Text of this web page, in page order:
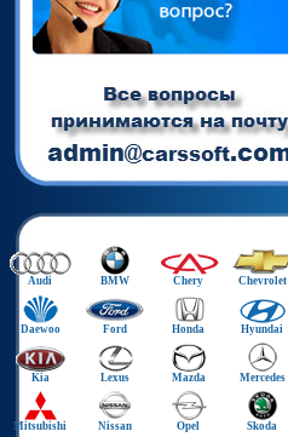
Audi BMW Chery Chevrolet
Daewoo Ford Honda Hyundai
Kia Lexus Mazda Mercedes
Mitsubishi Nissan Opel Skoda